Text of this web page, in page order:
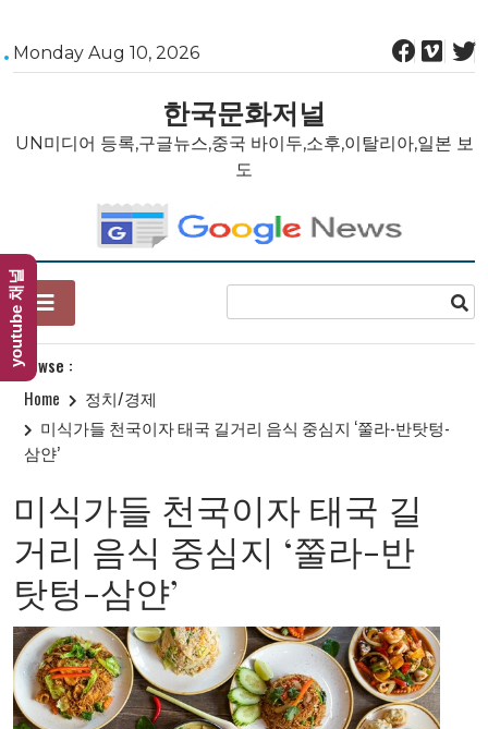
Skip
to
Monday Aug 10, 2026
한국문화저널
UN미디어 등록,구글뉴스,중국 바이두,소후,이탈리아,일본 보
도
Browse :
Home
정치/경제
미식가들 천국이자 태국 길거리 음식 중심지 ‘쭐라-반탓텅-
삼얀’
미식가들 천국이자 태국 길
거리 음식 중심지 ‘쭐라-반
탓텅-삼얀’
youtube 채널